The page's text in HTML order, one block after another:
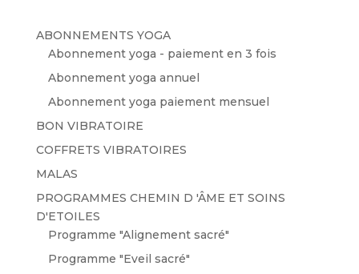
ABONNEMENTS YOGA
Abonnement yoga - paiement en 3 fois
Abonnement yoga annuel
Abonnement yoga paiement mensuel
BON VIBRATOIRE
COFFRETS VIBRATOIRES
MALAS
PROGRAMMES CHEMIN D 'ÂME ET SOINS
D'ETOILES
Programme "Alignement sacré"
Programme "Eveil sacré"